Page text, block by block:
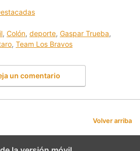
, Colón, deporte, Gaspar Trueba,
, Team Los Bravos
un comentario
Volver arriba